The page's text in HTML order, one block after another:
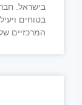
בישראל.
בטוחים
המרכזיים